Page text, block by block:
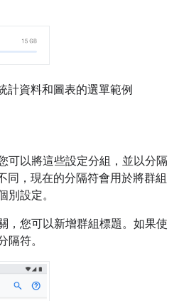
計資料和圖表的選單範例
可以將這些設定分組，並以分隔
同，現在的分隔符會用於將群組
設定。
，您可以新增群組標題。如果使
隔符。